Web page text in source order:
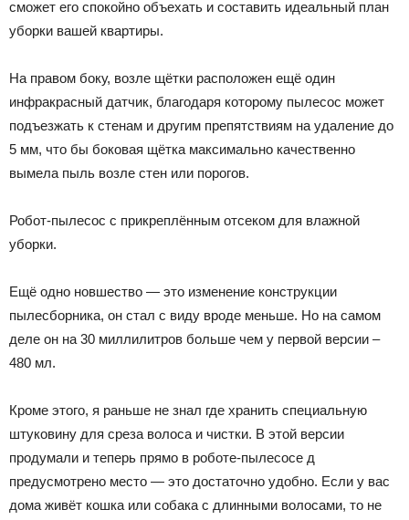
сможет его спокойно объехать и составить идеальный план
уборки вашей квартиры.
На правом боку, возле щётки расположен ещё один
инфракрасный датчик, благодаря которому пылесос может
подъезжать к стенам и другим препятствиям на удаление до
5 мм, что бы боковая щётка максимально качественно
вымела пыль возле стен или порогов.
Робот-пылесос с прикреплённым отсеком для влажной
уборки.
Ещё одно новшество — это изменение конструкции
пылесборника, он стал с виду вроде меньше. Но на самом
деле он на 30 миллилитров больше чем у первой версии –
480 мл.
Кроме этого, я раньше не знал где хранить специальную
штуковину для среза волоса и чистки. В этой версии
продумали и теперь прямо в роботе-пылесосе д
предусмотрено место — это достаточно удобно. Если у вас
дома живёт кошка или собака с длинными волосами, то не